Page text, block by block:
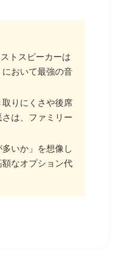
トスピーカーは
において最強の音
りにくさや後席
は、ファミリー
多いか」を想像し
なオプション代